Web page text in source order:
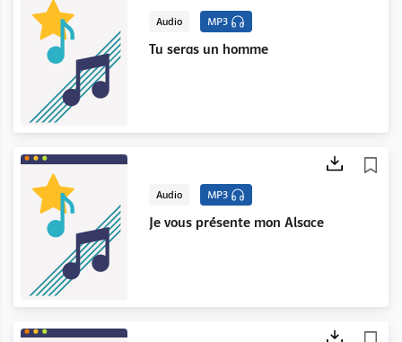
Audio MP3
Tu seras un homme
Audio MP3
Je vous présente mon Alsace